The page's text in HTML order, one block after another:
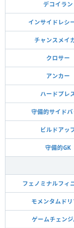
デコイラン
インサイドレシ
チャンスメイ
クロサー
アンカー
ハードプレ
守備的サイドバ
ビルドアッ
守備的GK
フェノミナルフィ
モメンタムド
ゲームチェン